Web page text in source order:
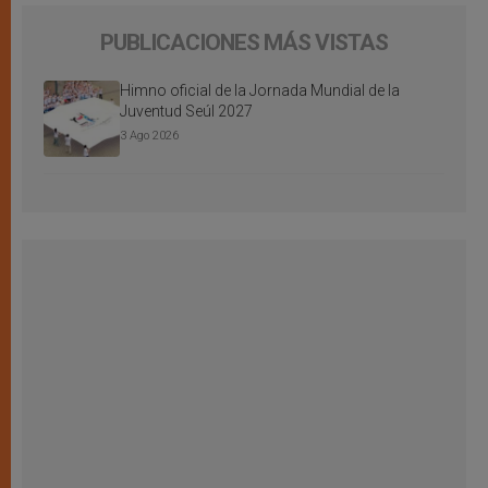
PUBLICACIONES MÁS VISTAS
Himno oficial de la Jornada Mundial de la
Juventud Seúl 2027
3 Ago 2026